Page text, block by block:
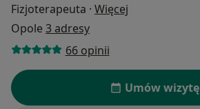
Fizjoterapeuta · Więcej
Opole 3 adresy
66 opinii
Umów wizytę